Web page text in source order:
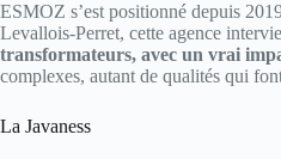
ESMOZ s’est positionné depuis
Levallois-Perret, cette agence
transformateurs, avec un vrai
complexes, autant de qualités qui
La Javaness